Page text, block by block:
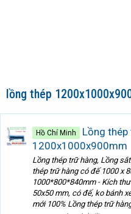
lồng thép
Hồ Chí Minh
Lồng
1200x1000x900mm
Lồng thép trữ hàng, Lồng
thép trữ hàng có đế 1000 x
1000*800*840mm - Kích
50x50 mm, có đế, ko bánh
mới 100% Lồng thép trữ